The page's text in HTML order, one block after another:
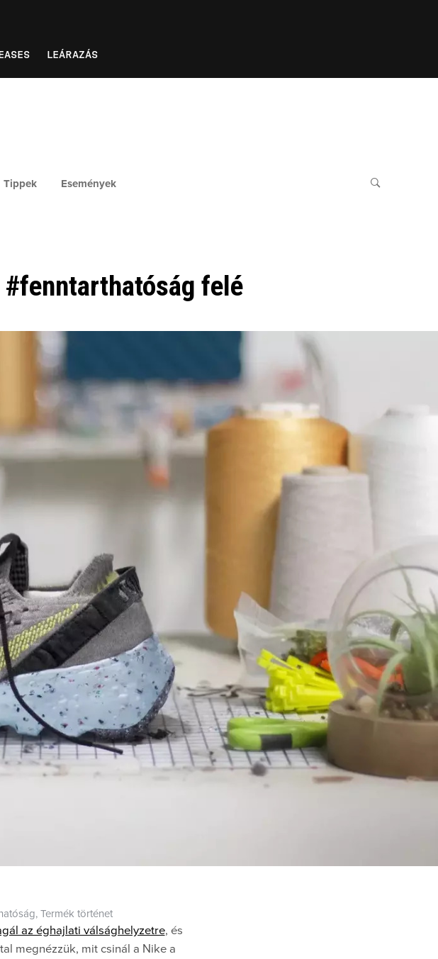
LEÁRAZÁS
Tippek Események
felé
, Termék történet
az éghajlati válsághelyzetre, és
megnézzük, mit csinál a Nike a